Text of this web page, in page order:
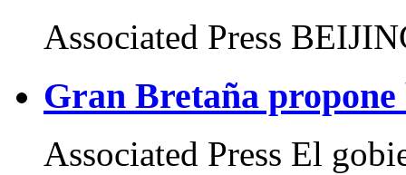
Associated Press
Gran Bretaña
Associated Press El